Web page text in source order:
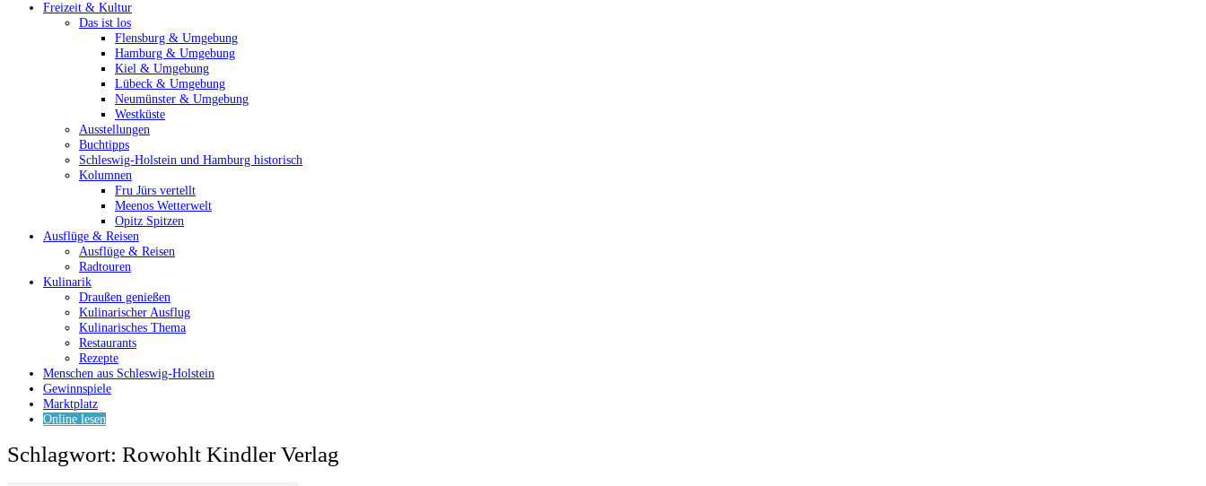
Freizeit & Kultur
Das ist los
Flensburg & Umgebung
Hamburg & Umgebung
Kiel & Umgebung
Lübeck & Umgebung
Neumünster & Umgebung
Westküste
Ausstellungen
Buchtipps
Schleswig-Holstein und Hamburg historisch
Kolumnen
Fru Jürs vertellt
Meenos Wetterwelt
Opitz Spitzen
Ausflüge & Reisen
Ausflüge & Reisen
Radtouren
Kulinarik
Draußen genießen
Kulinarischer Ausflug
Kulinarisches Thema
Restaurants
Rezepte
Menschen aus Schleswig-Holstein
Gewinnspiele
Marktplatz
Online lesen
Schlagwort: Rowohlt Kindler Verlag